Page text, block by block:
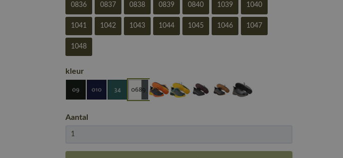
0836 0837 0838 0839 0840 1039 1040
1041 1042 1043 1044 1045 1046 1047
1048
kleur
Aantal